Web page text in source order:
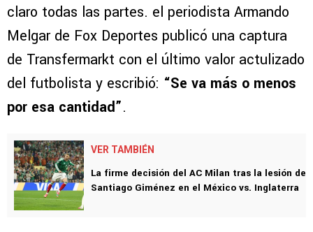
claro todas las partes. el periodista Armando
Melgar de Fox Deportes publicó una captura
de Transfermarkt con el último valor actulizado
del futbolista y escribió: “Se va más o menos
por esa cantidad”.
VER TAMBIÉN
La firme decisión del AC Milan tras la lesión de
Santiago Giménez en el México vs. Inglaterra